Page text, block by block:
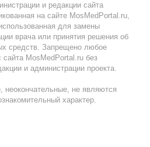
и редакции сайта
на сайте MosMedPortal.ru,
для замены
врача или принятия решения об
средств. Запрещено любое
MosMedPortal.ru без
и администрации проекта.
неокончательные, не являются
характер.